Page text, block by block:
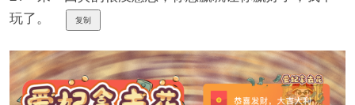
玩了。
复制